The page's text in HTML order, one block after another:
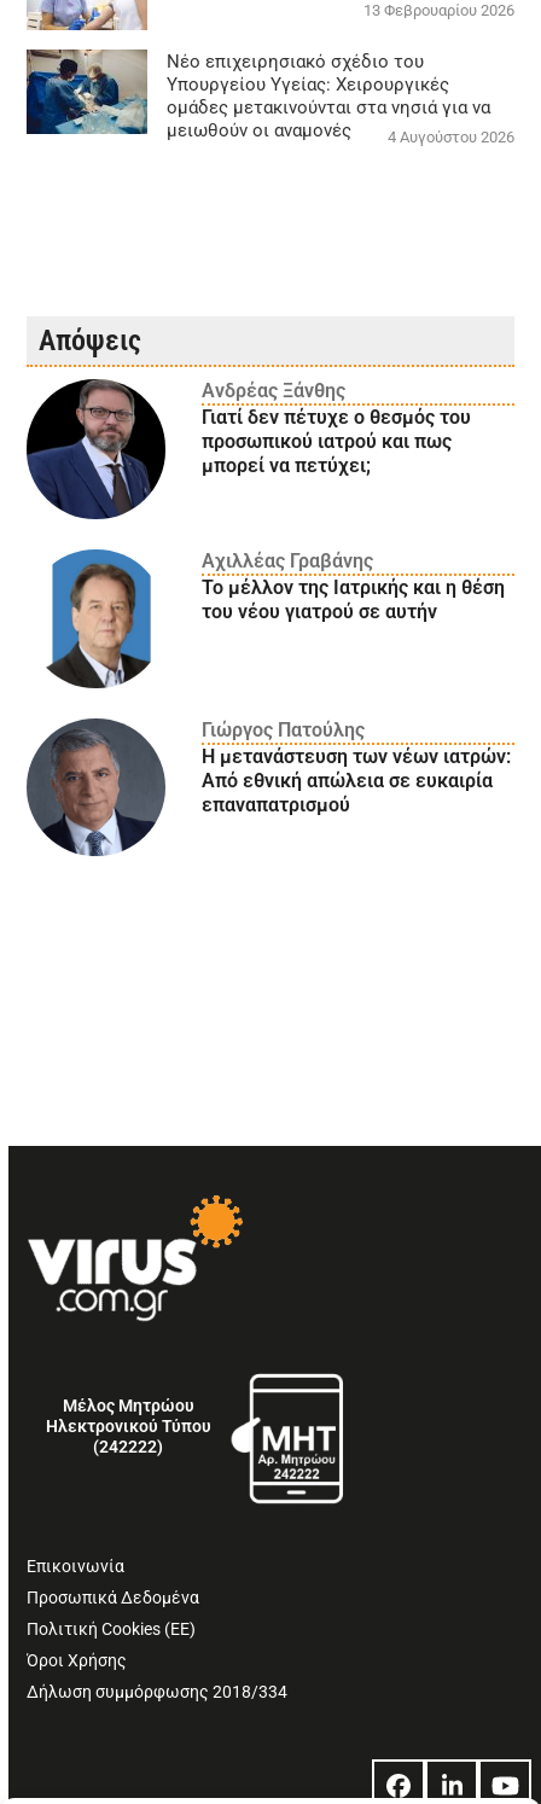
13 Φεβρουαρίου 2026
Νέο επιχειρησιακό σχέδιο του
Υπουργείου Υγείας: Χειρουργικές
ομάδες μετακινούνται στα νησιά για να
μειωθούν οι αναμονές
4 Αυγούστου 2026
Απόψεις
Ανδρέας Ξάνθης
Γιατί δεν πέτυχε ο θεσμός του
προσωπικού ιατρού και πως
μπορεί να πετύχει;
Αχιλλέας Γραβάνης
Το μέλλον της Ιατρικής και η θέση
του νέου γιατρού σε αυτήν
Γιώργος Πατούλης
Η μετανάστευση των νέων ιατρών:
Aπό εθνική απώλεια σε ευκαιρία
επαναπατρισμού
Μέλος Μητρώου
Ηλεκτρονικού Τύπου
(242222)
Επικοινωνία
Προσωπικά Δεδομένα
Πολιτική Cookies (ΕΕ)
Όροι Χρήσης
Δήλωση συμμόρφωσης 2018/334
Facebook
LinkedIn